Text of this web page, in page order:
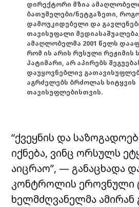
დირექტორი მზია
ბათუმელები/ნეტგაზეთი,
დამოუკიდებელი და
თავისუფალი
ამაღლობელმა 2001 წელს
რომ ის არის რუსული რეჟიმის
პატიმარი, არ აპირებს
დაუყოვნებლივ
აგრძელებს ბრძოლას სიტყვის
თავისუფლებისთვის.
“ქვეყნის და
იქნება, ვინც ორსულს
აიცრაო”, — განაცხადა
კონტროლის ეროვნული
ხელმძღვანელმა ამირან